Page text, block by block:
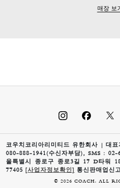
매장 보
코우치코리아리미티드 유한회사 | 대
080-888-1941(수신자부담), SMS :
울특별시 종로구 종로3길 17 D타워
77405
[사업자정보확인] 통신판매업신
© 2026 COACH. ALL